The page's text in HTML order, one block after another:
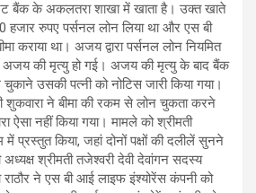
बैंक के अकलतरा शाखा में खाता है। उक्त खाते
रुपए पर्सनल लोन लिया था और एस बी
कराया था। अजय द्वारा पर्सनल लोन नियमित
अजय की मृत्यु हो गई। अजय की मृत्यु के बाद बैंक
चुकाने उसकी पत्नी को नोटिस जारी किया गया।
शुकवारा ने बीमा की रकम से लोन चुकता करने
ऐसा नहीं किया गया। मामले को श्रीमती
में प्रस्तुत किया, जहां दोनों पक्षों की दलीलें सुनने
श्रीमती तजेश्वरी देवी देवांगन सदस्य
ने एस बी आई लाइफ इंश्योरेंस कंपनी को